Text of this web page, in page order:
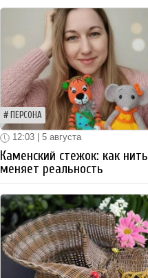
ПЕРСОНА
12:03 | 5 августа
Каменский стежок: как нить
меняет реальность